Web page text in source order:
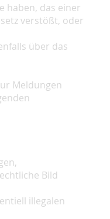
haben, das einer
verstößt, oder
über das
Meldungen
Bild
illegalen